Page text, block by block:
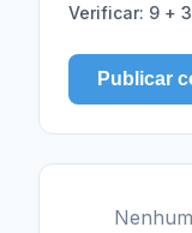
Verificar: 9 +
Publicar